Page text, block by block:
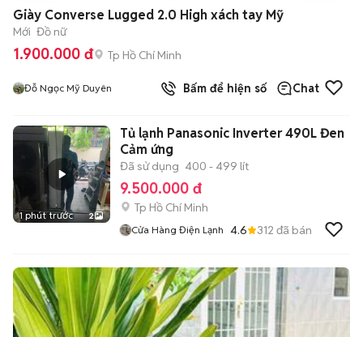
Giày Converse Lugged 2.0 High xách tay Mỹ
Mới Đồ nữ
1.900.000 đ Tp Hồ Chí Minh
Đỗ Ngọc Mỹ Duyên Bấm để hiện số Chat
1 phút trước 2
Tủ lạnh Panasonic Inverter 490L Đen
Cảm ứng
Đã sử dụng 400 - 499 lít
9.500.000 đ
Tp Hồ Chí Minh
Cửa Hàng Điện Lạnh 4.6 312 đã bán